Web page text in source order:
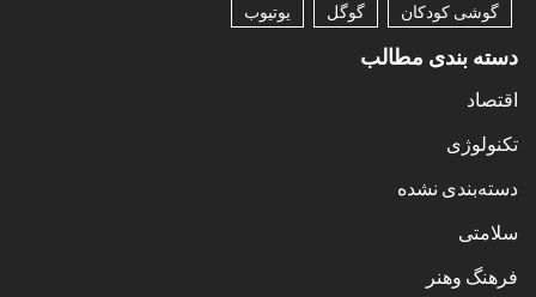
گوشی کودکان
گوگل یوتیوب
دسته بندی مطالب
اقتصاد
تکنولوژی
دسته‌بندی نشده
سلامتی
فرهنگ وهنر